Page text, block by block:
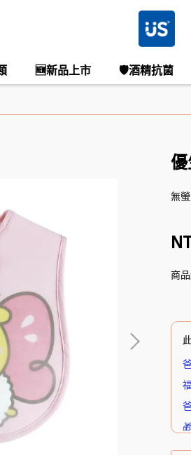
🆕新品上市 🛡️酒精抗菌
無
商